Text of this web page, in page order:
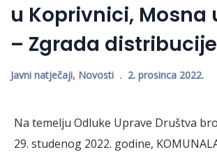
u Koprivnici, Mosna
– Zgrada distribucije
Javni natječaji, Novosti 2. prosinca 2022.
Na temelju Odluke Uprave Društva
29. studenog 2022. godine,